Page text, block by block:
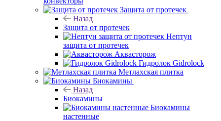
Защита от протечек
Назад
Защита от протечек
Нептун
защита от протечек
Аквасторож
Гидролок Gidrolock
Метлахская плитка
Биокамины
Назад
Биокамины
Биокамины
настенные